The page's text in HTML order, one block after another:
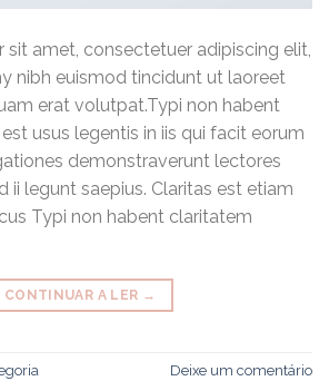
amet, consectetuer adipiscing elit,
nibh euismod tincidunt ut laoreet
erat volutpat.Typi non habent
usus legentis in iis qui facit eorum
demonstraverunt lectores
ii legunt saepius. Claritas est etiam
Typi non habent claritatem
CONTINUAR A LER →
Deixe um comentário